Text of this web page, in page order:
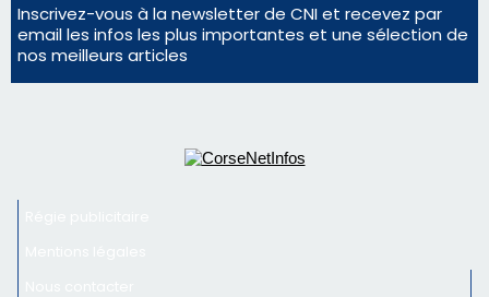
En Corse, un début de saison marqué par une
consommation en recul dans les restaurants